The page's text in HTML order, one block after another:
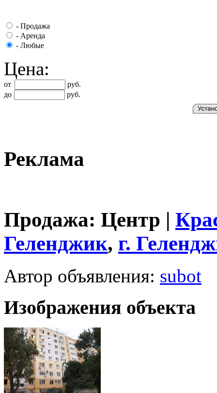
- Продажа
- Аренда
- Любые
Цена:
от
руб.
до
руб.
Реклама
Продажа: Центр |
Геленджик, г.
Автор объявления: subot
Изображения объекта